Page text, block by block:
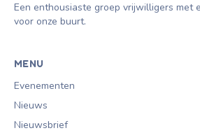
Een enthousiaste groep vrijwilligers met
voor onze buurt.
MENU
Evenementen
Nieuws
Nieuwsbrief